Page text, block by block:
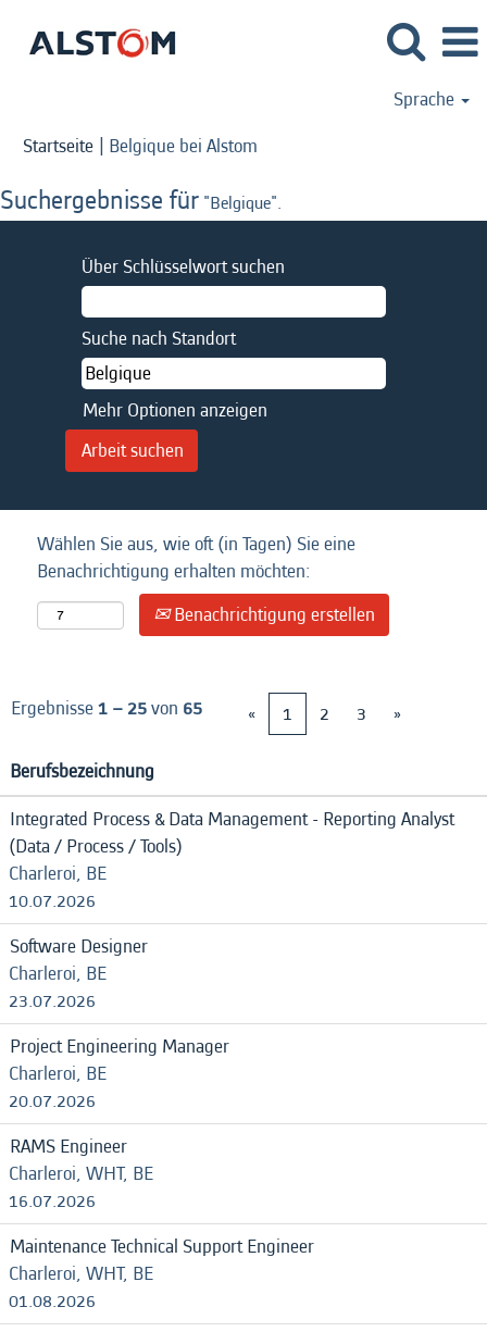
Sprache
Startseite | Belgique bei Alstom
Suchergebnisse für "Belgique".
Über Schlüsselwort suchen
Suche nach Standort
Mehr Optionen anzeigen
Wählen Sie aus, wie oft (in Tagen) Sie eine
Benachrichtigung erhalten möchten:
Benachrichtigung erstellen
Ergebnisse1 – 25von 65 « 1 2 3 »
Berufsbezeichnung
Integrated Process & Data Management - Reporting Analyst
(Data / Process / Tools)
Charleroi, BE
10.07.2026
Software Designer
Charleroi, BE
23.07.2026
Project Engineering Manager
Charleroi, BE
20.07.2026
RAMS Engineer
Charleroi, WHT, BE
16.07.2026
Maintenance Technical Support Engineer
Charleroi, WHT, BE
01.08.2026